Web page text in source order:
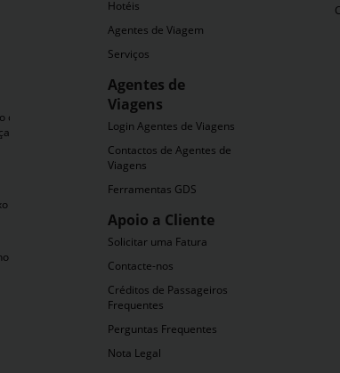
Hotéis
Agentes de Viagem
Serviços
Agentes de
Viagens
Login Agentes de Viagens
Contactos de Agentes de
Viagens
Ferramentas GDS
Apoio a Cliente
Solicitar uma Fatura
Contacte-nos
Créditos de Passageiros
Frequentes
Perguntas Frequentes
Nota Legal